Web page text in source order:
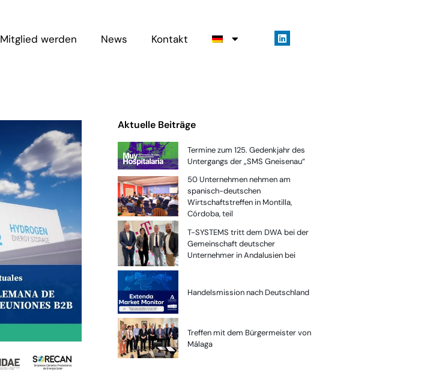
Mitglied werden News Kontakt
Aktuelle Beiträge
Termine zum 125. Gedenkjahr des
Untergangs der „SMS Gneisenau“
50 Unternehmen nehmen am
spanisch-deutschen
Wirtschaftstreffen in Montilla,
Córdoba, teil
T-SYSTEMS tritt dem DWA bei der
Gemeinschaft deutscher
Unternehmer in Andalusien bei
Handelsmission nach Deutschland
Treffen mit dem Bürgermeister von
Málaga